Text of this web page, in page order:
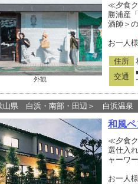
外観
≪夕食
勝浦産
酒師＞
お一人様
住所
交通
山県 白浜・南部・田辺＞ 白浜温泉
和風ペ
≪夕食
選仕入
ャーワ
お一人様